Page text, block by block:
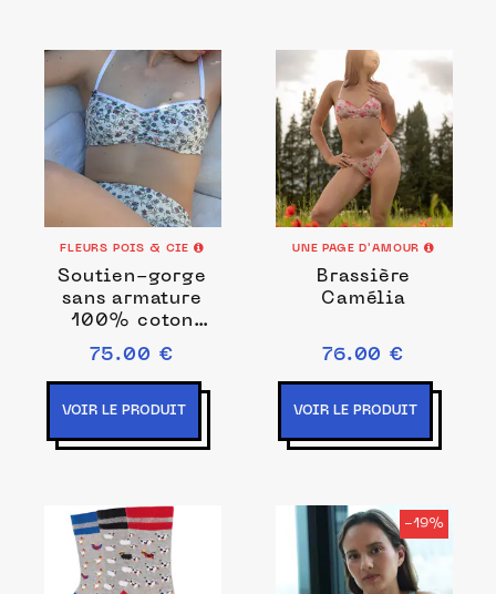
FLEURS POIS & CIE
Soutien-gorge
sans armature
100% coton
made in France
75.00 €
VOIR LE PRODUIT
UNE PAGE D'AMOUR
Brassière
Camélia
76.00 €
VOIR LE PRODUIT
-19%